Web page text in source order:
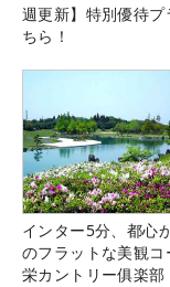
週更新】特別優待プ
ちら！
インター5分、都心
のフラットな美観コ
栄カントリー俱楽部